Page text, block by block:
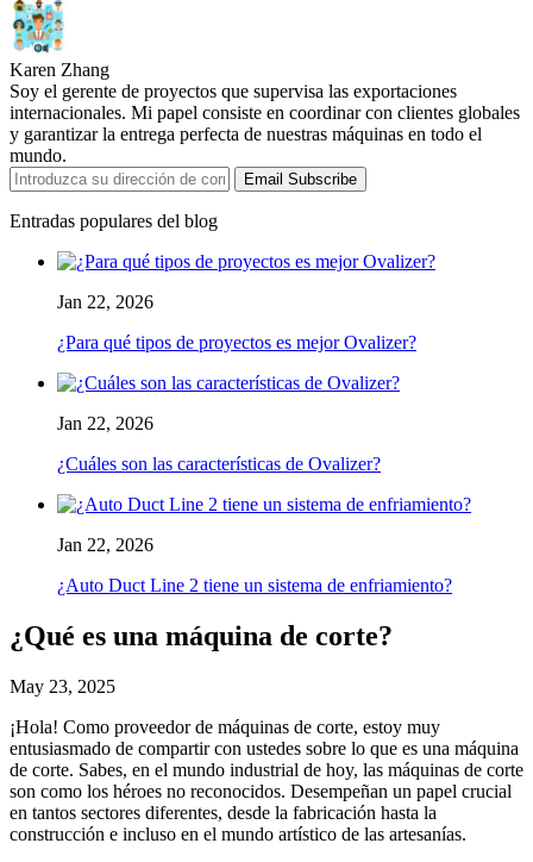
Karen Zhang
Soy el gerente de proyectos que supervisa las exportaciones
internacionales. Mi papel consiste en coordinar con clientes globales
y garantizar la entrega perfecta de nuestras máquinas en todo el
mundo.
Email Subscribe
Entradas populares del blog
Jan 22, 2026
¿Para qué tipos de proyectos es mejor Ovalizer?
Jan 22, 2026
¿Cuáles son las características de Ovalizer?
Jan 22, 2026
¿Auto Duct Line 2 tiene un sistema de enfriamiento?
¿Qué es una máquina de corte?
May 23, 2025
¡Hola! Como proveedor de máquinas de corte, estoy muy
entusiasmado de compartir con ustedes sobre lo que es una máquina
de corte. Sabes, en el mundo industrial de hoy, las máquinas de corte
son como los héroes no reconocidos. Desempeñan un papel crucial
en tantos sectores diferentes, desde la fabricación hasta la
construcción e incluso en el mundo artístico de las artesanías.